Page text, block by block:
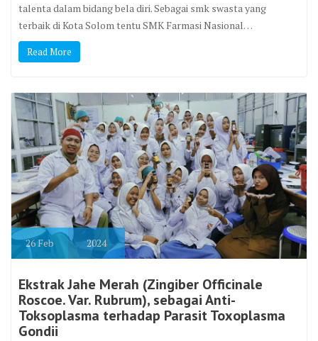
talenta dalam bidang bela diri. Sebagai smk swasta yang
terbaik di Kota Solom tentu SMK Farmasi Nasional…
Read More
26Feb 2024
Ekstrak Jahe Merah (Zingiber Officinale
Roscoe. Var. Rubrum), sebagai Anti-
Toksoplasma terhadap Parasit Toxoplasma
Gondii